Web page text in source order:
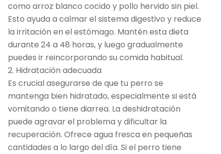
como arroz blanco cocido y pollo hervido sin piel.
Esto ayuda a calmar el sistema digestivo y reduce
la irritación en el estómago. Mantén esta dieta
durante 24 a 48 horas, y luego gradualmente
puedes ir reincorporando su comida habitual.
2. Hidratación adecuada
Es crucial asegurarse de que tu perro se
mantenga bien hidratado, especialmente si está
vomitando o tiene diarrea. La deshidratación
puede agravar el problema y dificultar la
recuperación. Ofrece agua fresca en pequeñas
cantidades a lo largo del día. Si el perro tiene